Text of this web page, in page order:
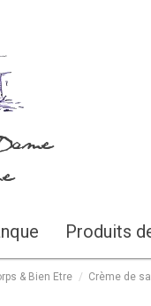
Produits
& Bien Etre Crème de